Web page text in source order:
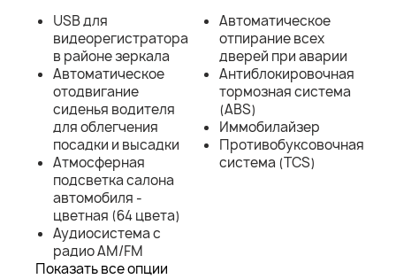
USB для
видеорегистратора
в районе зеркала
Автоматическое
отодвигание
сиденья водителя
для облегчения
посадки и высадки
Атмосферная
подсветка салона
автомобиля -
цветная (64 цвета)
Аудиосистема с
радио AM/FM
Автоматическое
отпирание всех
дверей при аварии
Антиблокировочная
тормозная система
(ABS)
Иммобилайзер
Противобуксовочная
система (TCS)
Показать все опции